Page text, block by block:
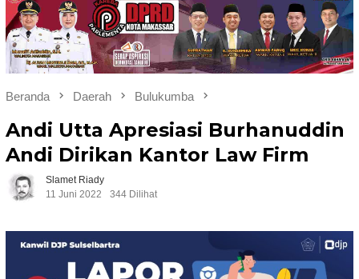
Beranda Daerah Bulukumba
Andi Utta Apresiasi Burhanuddin
Andi Dirikan Kantor Law Firm
Slamet Riady
11 Juni 2022
344 Dilihat